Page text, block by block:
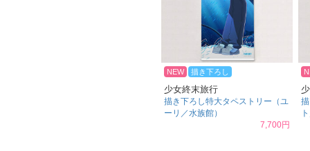
NEW 描き下ろし
少女終末旅行
描き下ろし特大タペストリー（ユ
ーリ／水族館）
7,700円